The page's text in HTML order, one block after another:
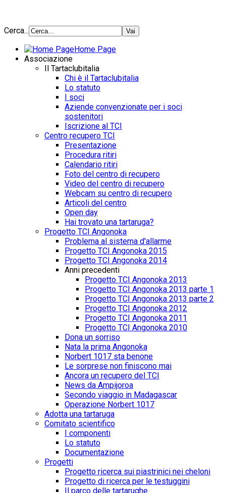
Cerca...
Home Page
Associazione
Il Tartaclubitalia
Chi è il Tartaclubitalia
Lo statuto
I soci
Aziende convenzionate per i soci
sostenitori
Iscrizione al TCI
Centro recupero TCI
Presentazione
Procedura ritiri
Calendario ritiri
Foto del centro di recupero
Video del centro di recupero
Webcam su centro di recupero
Articoli del centro
Open day
Hai trovato una tartaruga?
Progetto TCI Angonoka
Problema al sistema d'allarme
Progetto TCI Angonoka 2015
Progetto TCI Angonoka 2014
Anni precedenti
Progetto TCI Angonoka 2013
Progetto TCI Angonoka 2013 parte 1
Progetto TCI Angonoka 2013 parte 2
Progetto TCI Angonoka 2012
Progetto TCI Angonoka 2011
Progetto TCI Angonoka 2010
Dona un sorriso
Nata la prima Angonoka
Norbert 1017 sta benone
Le sorprese non finiscono mai
Ancora un recupero del TCI
News da Ampijoroa
Secondo viaggio in Madagascar
Operazione Norbert 1017
Adotta una tartaruga
Comitato scientifico
I componenti
Lo statuto
Documentazione
Progetti
Progetto ricerca sui piastrinici nei cheloni
Progetto di ricerca per le testuggini
Il parco delle tartarughe